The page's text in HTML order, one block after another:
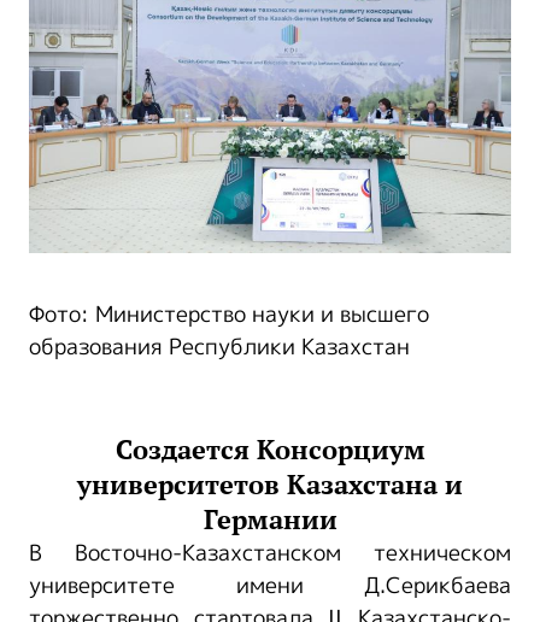
Фото: Министерство науки и высшего
образования Республики Казахстан
Создается Консорциум
университетов Казахстана и
Германии
В Восточно-Казахстанском техническом
университете имени Д.Серикбаева